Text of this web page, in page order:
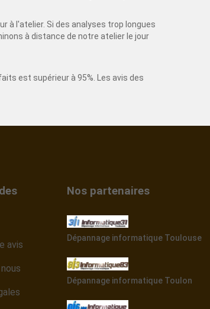
à l'atelier. Si des analyses trop longues
à distance de notre atelier le jour
est supérieur à 95%. Les avis des
avis
Nos partenaires
Dépannage informatique Toulouse
Dépannage informatique Toulon